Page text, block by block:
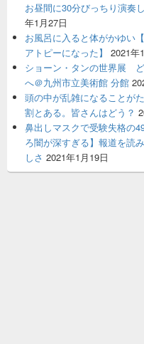
お昼間に30分びっちり演奏
年1月27日
お風呂に入ると体がかゆい
アトピーになった】
2021年
ショーン・タンの世界展
へ＠九州市立美術館 分館
頭の中が乱雑になることが
割とある。皆さんはどう？
鼻出しマスクで受験失格の
ろ闇が深すぎる】報道を読
しさ 2021年1月19日